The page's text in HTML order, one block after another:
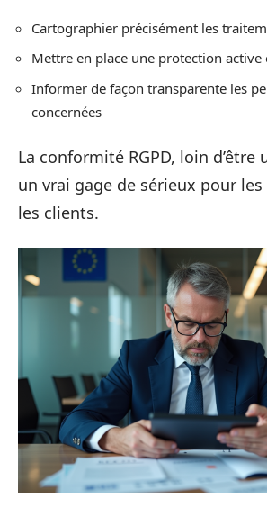
Cartographier précisément les
Mettre en place une protection active
Informer de façon transparente les
concernées
La conformité RGPD, loin d’être
un vrai gage de sérieux pour
les clients.